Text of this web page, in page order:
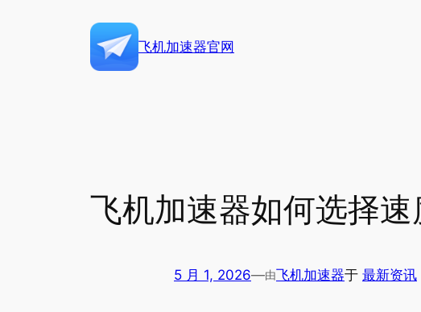
飞机加速器官网
飞机加速器如何选择
5 月 1, 2026—由飞机加速器于 最新资讯